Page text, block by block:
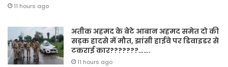
11 hours ago
अतीक अहमद के बेटे आबान अहमद समेत दो की
सड़क हादसे में मौत, झांसी हाईवे पर डिवाइडर से
टकराई कार???????…….
11 hours ago